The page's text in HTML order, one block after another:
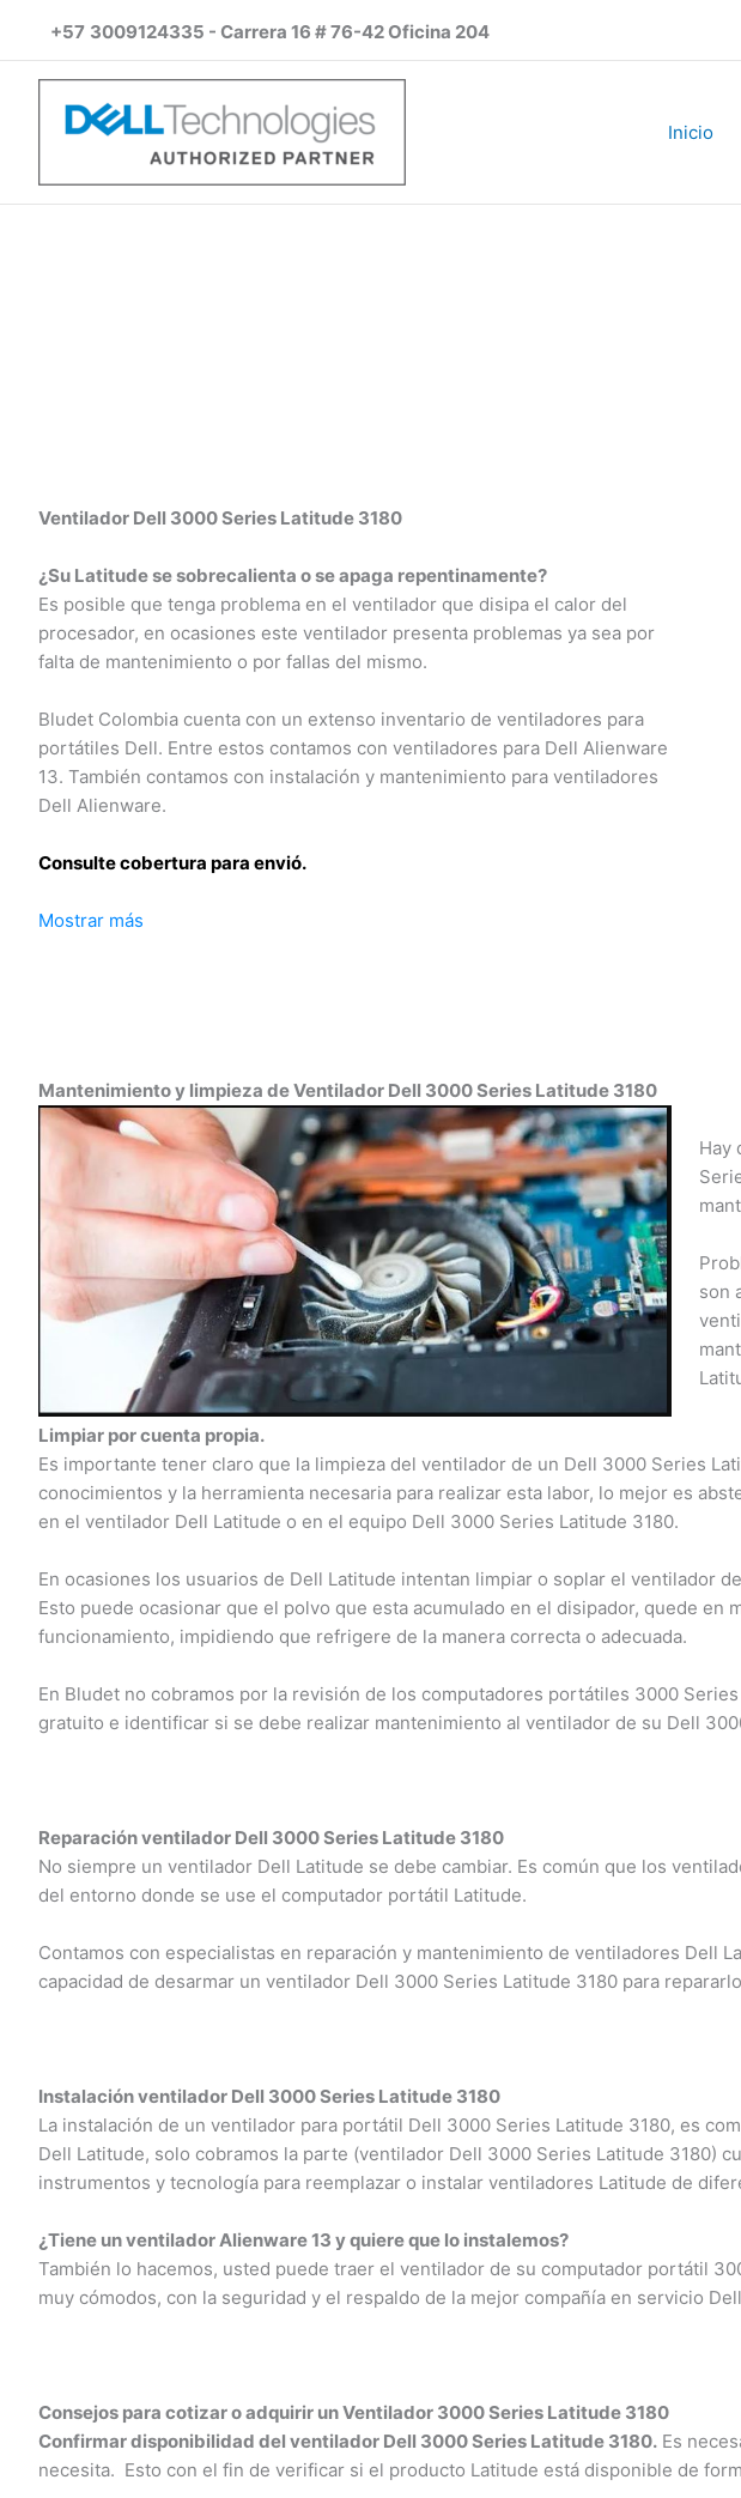
+57 3009124335 - Carrera 16 # 76-42 Oficina 204
Inicio
Ventilador Dell 3000 Series Latitude 3180
¿Su Latitude se sobrecalienta o se apaga repentinamente?
Es posible que tenga problema en el ventilador que disipa el calor del
procesador, en ocasiones este ventilador presenta problemas ya sea por
falta de mantenimiento o por fallas del mismo.
Bludet Colombia cuenta con un extenso inventario de ventiladores para
portátiles Dell. Entre estos contamos con ventiladores para Dell Alienware
13. También contamos con instalación y mantenimiento para ventiladores
Dell Alienware.
Consulte cobertura para envió.
Leticia, Medellín, Arauca, Barranquilla, Cartagena, Tunja, Manizales,
Mostrar más
Mantenimiento y limpieza de Ventilador Dell 3000 Series Latitude 3180
Hay
son
Limpiar por cuenta propia.
Es importante tener claro que la limpieza del ventilador de un Dell 3000 Series
conocimientos y la herramienta necesaria para realizar esta labor, lo mejor es
en el ventilador Dell Latitude o en el equipo Dell 3000 Series Latitude 3180.
En ocasiones los usuarios de Dell Latitude intentan limpiar o soplar el ventilador
Esto puede ocasionar que el polvo que esta acumulado en el disipador, quede en
funcionamiento, impidiendo que refrigere de la manera correcta o adecuada.
En Bludet no cobramos por la revisión de los computadores portátiles 3000
gratuito e identificar si se debe realizar mantenimiento al ventilador de su Dell
Reparación ventilador Dell 3000 Series Latitude 3180
No siempre un ventilador Dell Latitude se debe cambiar. Es común que los
del entorno donde se use el computador portátil Latitude.
Contamos con especialistas en reparación y mantenimiento de ventiladores Dell
capacidad de desarmar un ventilador Dell 3000 Series Latitude 3180 para
Instalación ventilador Dell 3000 Series Latitude 3180
La instalación de un ventilador para portátil Dell 3000 Series Latitude 3180, es
Dell Latitude, solo cobramos la parte (ventilador Dell 3000 Series Latitude 3180)
instrumentos y tecnología para reemplazar o instalar ventiladores Latitude de
¿Tiene un ventilador Alienware 13 y quiere que lo instalemos?
También lo hacemos, usted puede traer el ventilador de su computador portátil
muy cómodos, con la seguridad y el respaldo de la mejor compañía en servicio
Consejos para cotizar o adquirir un Ventilador 3000 Series Latitude 3180
Confirmar disponibilidad del ventilador Dell 3000 Series Latitude 3180.Es
necesita. Esto con el fin de verificar si el producto Latitude está disponible de